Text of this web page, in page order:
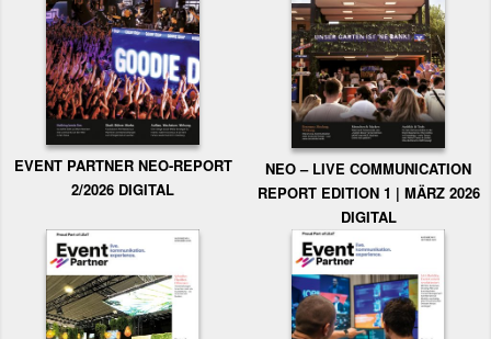
EVENT PARTNER NEO-REPORT
2/2026 DIGITAL
NEO – LIVE COMMUNICATION
REPORT EDITION 1 | MÄRZ 2026
DIGITAL